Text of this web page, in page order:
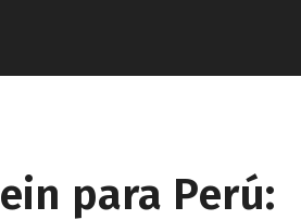
para Perú: